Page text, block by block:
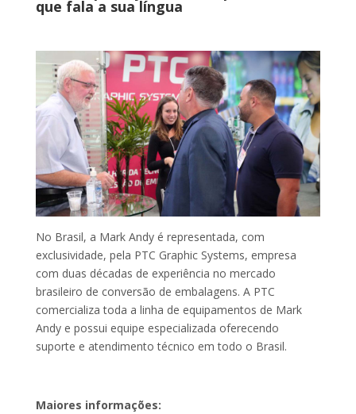
que fala a sua língua
No Brasil, a Mark Andy é representada, com
exclusividade, pela PTC Graphic Systems, empresa
com duas décadas de experiência no mercado
brasileiro de conversão de embalagens. A PTC
comercializa toda a linha de equipamentos de Mark
Andy e possui equipe especializada oferecendo
suporte e atendimento técnico em todo o Brasil.
Maiores informações: